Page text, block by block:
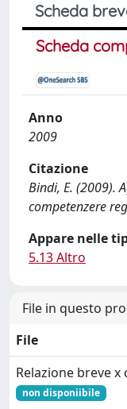
Scheda
Scheda
Anno
2009
Citazione
Bindi, E. (2009).
competenzere
Appare nelle
5.13 Altro
File in questo
File
Relazione breve
non disponiibile